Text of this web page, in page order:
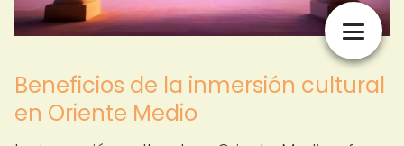
Beneficios de la inmersión cultural
en Oriente Medio